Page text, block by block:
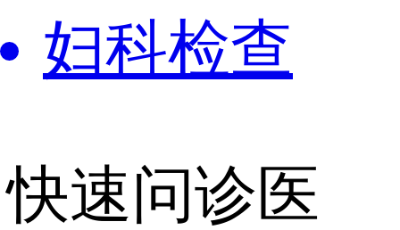
妇科检查
快速问诊医